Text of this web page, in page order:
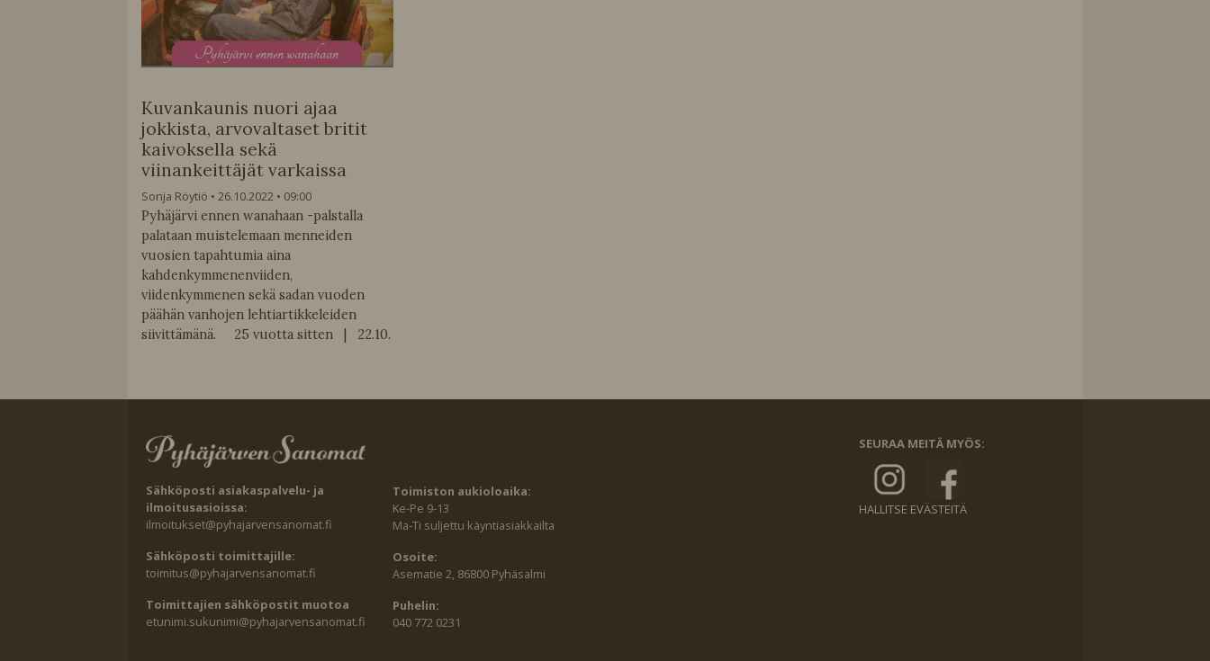
Pyhäjärvi ennen wanahaan
Kuvankaunis nuori ajaa
jokkista, arvovaltaset britit
kaivoksella sekä
viinankeittäjät varkaissa
Sonja Röytiö 26.10.2022
09:00
Pyhäjärvi ennen wanahaan -palstalla
palataan muistelemaan menneiden
vuosien tapahtumia aina
kahdenkymmenenviiden,
viidenkymmenen sekä sadan vuoden
päähän vanhojen lehtiartikkeleiden
siivittämänä. 25 vuotta sitten | 22.10.
Sähköposti asiakaspalvelu- ja
ilmoitusasioissa:
ilmoitukset@pyhajarvensanomat.fi
Sähköposti toimittajille:
toimitus@pyhajarvensanomat.fi
Toimittajien sähköpostit muotoa
etunimi.sukunimi@pyhajarvensanomat.fi
Toimiston aukioloaika:
Ke-Pe 9-13
Ma-Ti suljettu käyntiasiakkailta
Osoite:
Asematie 2, 86800 Pyhäsalmi
Puhelin:
040 772 0231
SEURAA MEITÄ MYÖS:
HALLITSE EVÄSTEITÄ